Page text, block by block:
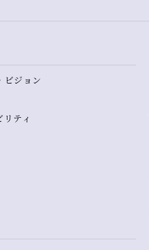
ビジョン
ティ